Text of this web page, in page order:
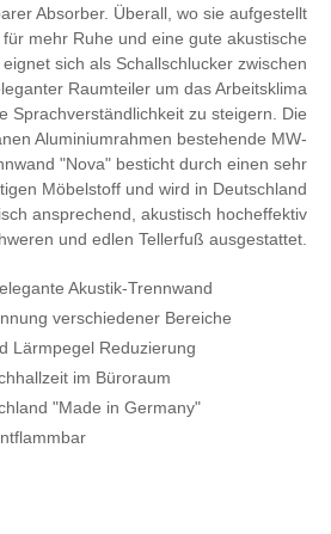
Absorber. Überall, wo sie aufgestellt
mehr Ruhe und eine gute akustische
sich als Schallschlucker zwischen
Raumteiler um das Arbeitsklima
Sprachverständlichkeit zu steigern. Die
Aluminiumrahmen bestehende MW-
"Nova" besticht durch einen sehr
Möbelstoff und wird in Deutschland
ansprechend, akustisch hocheffektiv
und edlen Tellerfuß ausgestattet.
Akustik-Trennwand
verschiedener Bereiche
Lärmpegel Reduzierung
im Büroraum
"Made in Germany"